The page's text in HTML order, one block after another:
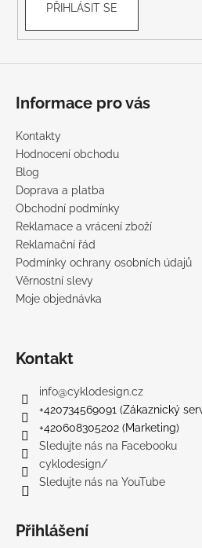
PŘIHLÁSIT SE
Informace pro vás
Kontakty
Hodnocení obchodu
Blog
Doprava a platba
Obchodní podmínky
Reklamace a vrácení zboží
Reklamační řád
Podmínky ochrany osobních údajů
Věrnostní slevy
Moje objednávka
Kontakt
info@cyklodesign.cz
+420734569091 (Zákaznický
+420608305202 (Marketing)
Sledujte nás na Facebooku
cyklodesign/
Sledujte nás na YouTube
Přihlášení